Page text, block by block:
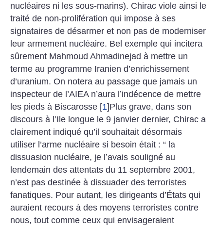
nucléaires ni les sous-marins). Chirac viole ainsi le
traité de non-prolifération qui impose à ses
signataires de désarmer et non pas de moderniser
leur armement nucléaire. Bel exemple qui incitera
sûrement Mahmoud Ahmadinejad à mettre un
terme au programme Iranien d’enrichissement
d’uranium. On notera au passage que jamais un
inspecteur de l’AIEA n’aura l’indécence de mettre
les pieds à Biscarosse [1]Plus grave, dans son
discours à l’Ile longue le 9 janvier dernier, Chirac a
clairement indiqué qu’il souhaitait désormais
utiliser l’arme nucléaire si besoin était : “ la
dissuasion nucléaire, je l’avais souligné au
lendemain des attentats du 11 septembre 2001,
n’est pas destinée à dissuader des terroristes
fanatiques. Pour autant, les dirigeants d’États qui
auraient recours à des moyens terroristes contre
nous, tout comme ceux qui envisageraient